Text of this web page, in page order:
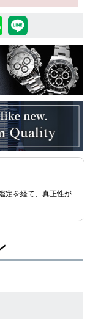
いて
定を経て、真正性が